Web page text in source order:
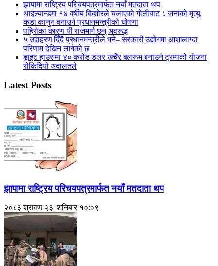
झापामा राष्ट्रिय परिचयपत्रमार्फत नयाँ मतदाता थप
थाइल्यान्डमा १४ वर्षीय किशोरले चलाएको गोलीबाट ८ जनाको मृत्यु,
कडा कानुन बनाउने प्रधानमन्त्रीको घोषणा
पहिरोका कारण यी राजमार्ग छन् अवरूद्ध
५ उदाहरण दिँदै प्रधानमन्त्रीले भने– सरकारी उद्योगमा आशालाग्दा
परिणाम देखिन लागेको छ
ह्वाइट हाउसमा ४० करोड डलर खर्चेर बलरूम बनाउने ट्रम्पको योजना
रोकिदियो अदालतले
Latest Posts
झापामा राष्ट्रिय परिचयपत्रमार्फत नयाँ मतदाता थप
२०८३ श्रावण २३, शनिबार १०:०९